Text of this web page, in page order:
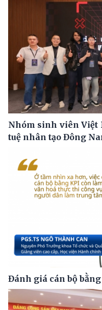
Nhóm sinh viên Việt
tuệ nhân tạo Đông
Đánh giá cán bộ